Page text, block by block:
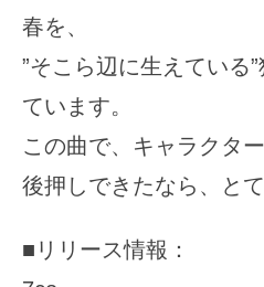
春を、
”そこら辺に生えている
ています。
この曲で、キャラクタ
後押しできたなら、と
■リリース情報：